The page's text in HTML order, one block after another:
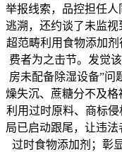
举报线索，品控担任
逃溯，还约谈了未监
超范畴利用食物添加
费者为之击节。发觉
房未配备除湿设备”问
燥失沉、蔗糖分不及格
利用过时原料、商标
局已启动跟尾，让违
过时食物添加剂；彰